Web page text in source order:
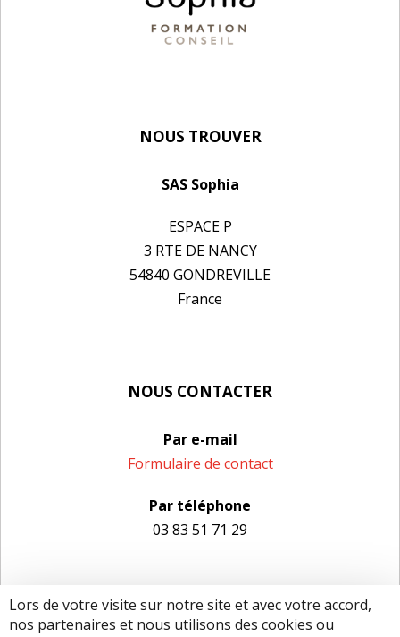
NOUS TROUVER
SAS Sophia
ESPACE P
3 RTE DE NANCY
54840 GONDREVILLE
France
NOUS CONTACTER
Par e-mail
Formulaire de contact
Par téléphone
03 83 51 71 29
Lors de votre visite sur notre site et avec votre accord,
nos partenaires et nous utilisons des cookies ou